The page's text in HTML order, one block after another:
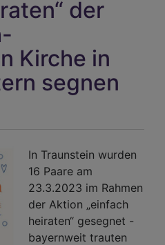
der
Kirche in
segnen
In Traunstein wurden
16 Paare am
23.3.2023 im Rahmen
der Aktion „einfach
heiraten“ gesegnet -
bayernweit trauten